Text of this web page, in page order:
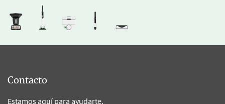
Contacto
Estamos aquí para ayudarte.